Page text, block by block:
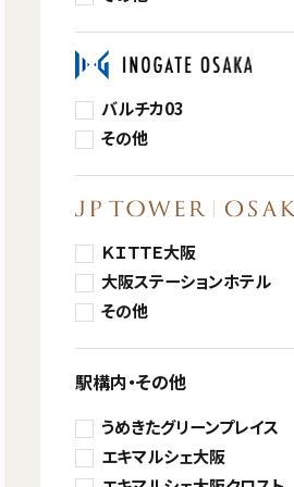
バルチカ03
その他
ＫＩＴＴＥ大阪
大阪ステーションホテル
その他
駅構内・その他
うめきたグリーンプレイス
エキマルシェ大阪